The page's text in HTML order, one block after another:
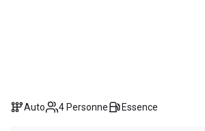
Auto 4 Personne Essence